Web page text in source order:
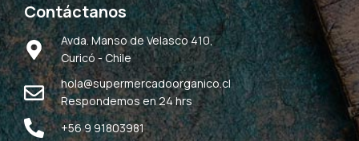
Contáctanos
Avda. Manso de Velasco 410,
Curicó - Chile
hola@supermercadoorganico.cl
Respondemos en 24 hrs
+56 9 91803981